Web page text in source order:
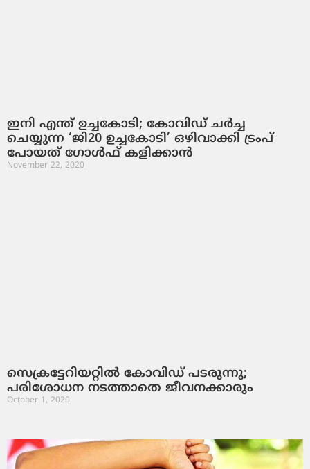
ഇനി എന്ത് ഉച്ചകോടി; കോവിഡ് ചര്‍ച്ച
ചെയ്യുന്ന ‘ജി20 ഉച്ചകോടി’ ഒഴിവാക്കി ട്രംപ്
പോയത് ഗോള്‍ഫ് കളിക്കാന്‍
November 22, 2020
സെക്രട്ടേറിയറ്റില്‍ കോവിഡ് പടരുന്നു;
പരിശോധന നടത്താതെ ജീവനക്കാരും
October 1, 2020